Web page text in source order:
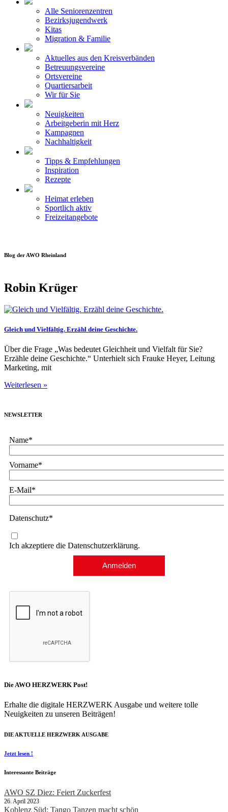
Alle Seniorenzentren
Bezirksjugendwerk
Kitas
Migration & Familie
Aktuelles aus den Kreisverbänden
Betreuungsvereine
Ortsvereine
Quartiersarbeit
Wir für Sie
Neuigkeiten
Arbeitgeberin mit Herz
Kampagnen
Nachhaltigkeit
Tipps & Empfehlungen
Inspiration
Rezepte
Heimat erleben
Sportlich aktiv
Freizeitangebote
Blog der AWO Rheinland
Robin Krüger
Gleich und Vielfältig. Erzähl deine Geschichte.
Über die Frage „Was bedeutet Gleichheit und Vielfalt für Sie?
Erzähle deine Geschichte.“ Unterhielt sich Frauke Heyer, Leitung
Marketing, mit
Weiterlesen »
NEWSLETTER
Name*
Vorname*
E-Mail*
Datenschutz*
Ich akzeptiere die Datenschutzerklärung.
Anmelden
Die AWO HERZWERK Post!
Erhalte die digitale HERZWERK Ausgabe und weitere tolle
Neuigkeiten zu unseren Beiträgen!
DIE AKTUELLE HERZWERK AUSGABE
Jetzt lesen !
Interessante Beiträge
AWO SZ Diez: Feiert Zuckerfest
26. April 2023
Koblenz Süd: Tango Tanzen macht schön